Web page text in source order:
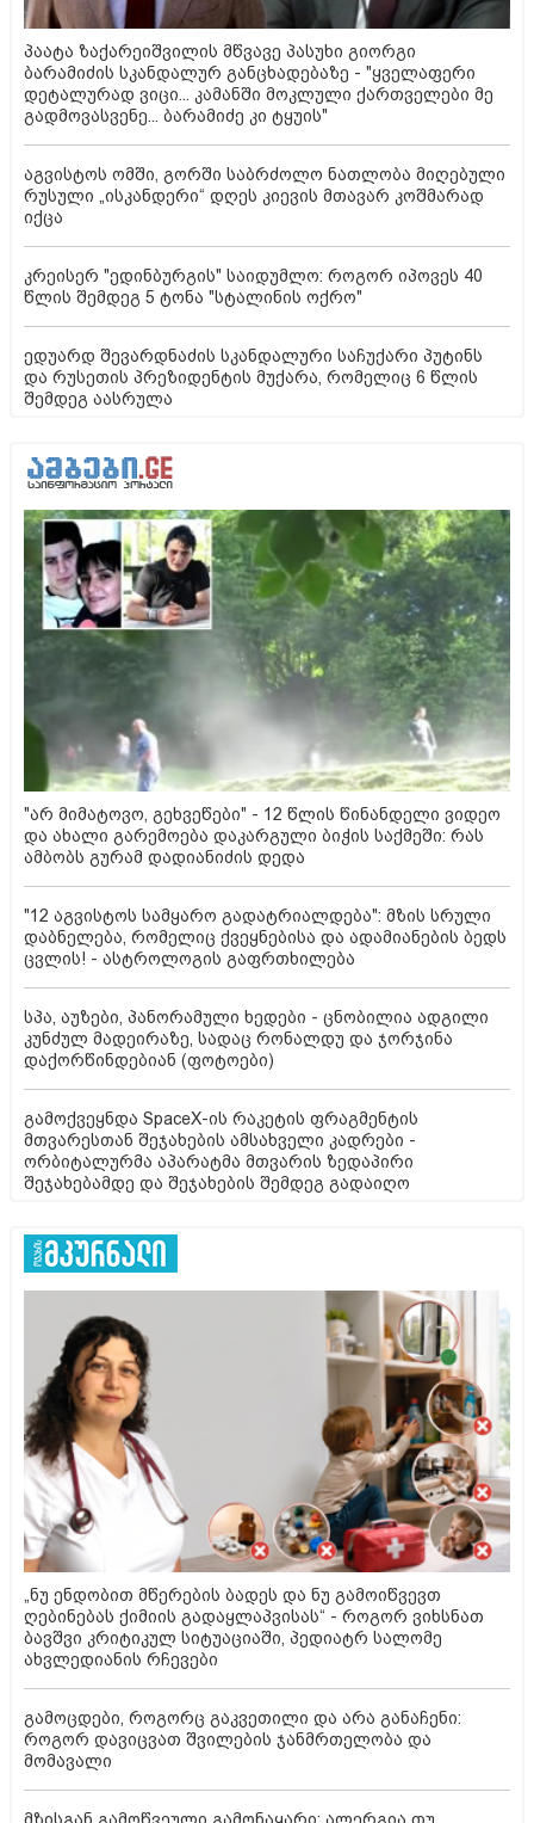
პაატა ზაქარეიშვილის მწვავე პასუხი გიორგი
ბარამიძის სკანდალურ განცხადებაზე - "ყველაფერი
დეტალურად ვიცი... კამანში მოკლული ქართველები მე
გადმოვასვენე... ბარამიძე კი ტყუის"
აგვისტოს ომში, გორში საბრძოლო ნათლობა მიღებული
რუსული „ისკანდერი“ დღეს კიევის მთავარ კოშმარად
იქცა
კრეისერ "ედინბურგის" საიდუმლო: როგორ იპოვეს 40
წლის შემდეგ 5 ტონა "სტალინის ოქრო"
ედუარდ შევარდნაძის სკანდალური საჩუქარი პუტინს
და რუსეთის პრეზიდენტის მუქარა, რომელიც 6 წლის
შემდეგ აასრულა
"არ მიმატოვო, გეხვეწები" - 12 წლის წინანდელი ვიდეო
და ახალი გარემოება დაკარგული ბიჭის საქმეში: რას
ამბობს გურამ დადიანიძის დედა
"12 აგვისტოს სამყარო გადატრიალდება": მზის სრული
დაბნელება, რომელიც ქვეყნებისა და ადამიანების ბედს
ცვლის! - ასტროლოგის გაფრთხილება
სპა, აუზები, პანორამული ხედები - ცნობილია ადგილი
კუნძულ მადეირაზე, სადაც რონალდუ და ჯორჯინა
დაქორწინდებიან (ფოტოები)
გამოქვეყნდა SpaceX-ის რაკეტის ფრაგმენტის
მთვარესთან შეჯახების ამსახველი კადრები -
ორბიტალურმა აპარატმა მთვარის ზედაპირი
შეჯახებამდე და შეჯახების შემდეგ გადაიღო
„ნუ ენდობით მწერების ბადეს და ნუ გამოიწვევთ
ღებინებას ქიმიის გადაყლაპვისას“ - როგორ ვიხსნათ
ბავშვი კრიტიკულ სიტუაციაში, პედიატრ სალომე
ახვლედიანის რჩევები
გამოცდები, როგორც გაკვეთილი და არა განაჩენი:
როგორ დავიცვათ შვილების ჯანმრთელობა და
მომავალი
მზისგან გამოწვეული გამონაყარი: ალერგია თუ